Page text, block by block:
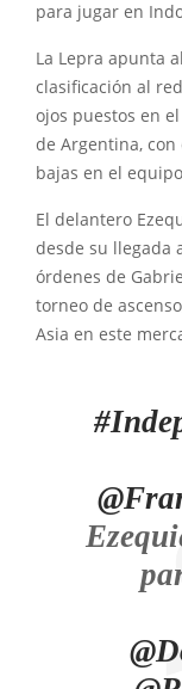
para jugar en
La Lepra apunta
clasificación al
ojos puestos en
de Argentina,
bajas en el
El delantero
desde su llegada
órdenes de
torneo de
Asia en este